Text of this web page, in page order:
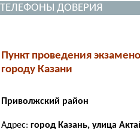
ТЕЛЕФОНЫ ДОВЕРИЯ
Пункт проведения
городу Казани
Приволжский район
Адрес: город Казань, улица